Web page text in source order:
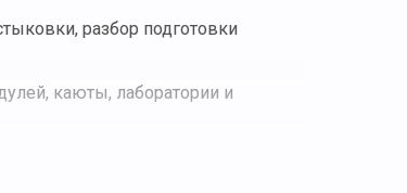
разбор подготовки
каюты, лаборатории и